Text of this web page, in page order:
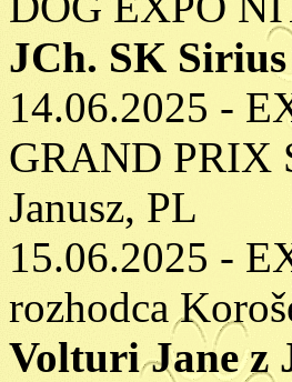
JCh. SK
14.06.2025 -
GRAND PRIX
Janusz, PL
15.06.2025 -
rozhodca
Volturi Jane z